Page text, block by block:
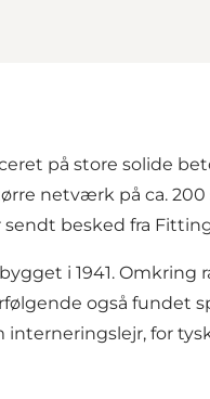
på store solide
netværk på ca.
besked fra
i 1941.
også fundet
for